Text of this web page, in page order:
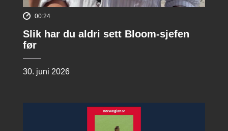
00:24
Slik har du aldri sett Bloom-sjefen
før
30. juni 2026